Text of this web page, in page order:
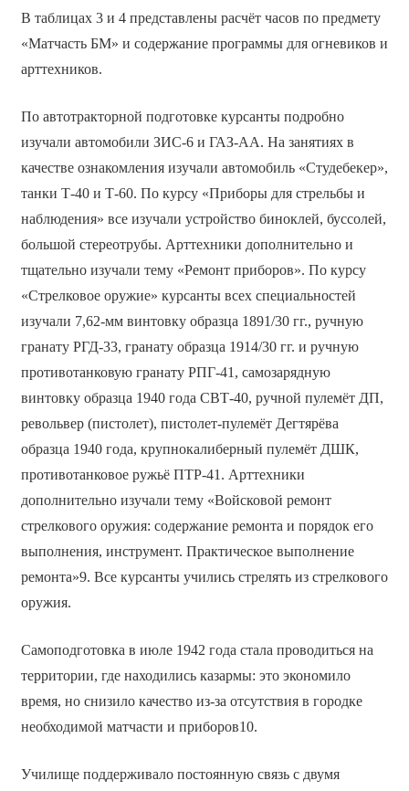
В таблицах 3 и 4 представлены расчёт часов по предмету
«Матчасть БМ» и содержание программы для огневиков и
арттехников.
По автотракторной подготовке курсанты подробно
изучали автомобили ЗИС-6 и ГАЗ-АА. На занятиях в
качестве ознакомления изучали автомобиль «Студебекер»,
танки Т-40 и Т-60. По курсу «Приборы для стрельбы и
наблюдения» все изучали устройство биноклей, буссолей,
большой стереотрубы. Арттехники дополнительно и
тщательно изучали тему «Ремонт приборов». По курсу
«Стрелковое оружие» курсанты всех специальностей
изучали 7,62-мм винтовку образца 1891/30 гг., ручную
гранату РГД-33, гранату образца 1914/30 гг. и ручную
противотанковую гранату РПГ-41, самозарядную
винтовку образца 1940 года СВТ-40, ручной пулемёт ДП,
револьвер (пистолет), пистолет-пулемёт Дегтярёва
образца 1940 года, крупнокалиберный пулемёт ДШК,
противотанковое ружьё ПТР-41. Арттехники
дополнительно изучали тему «Войсковой ремонт
стрелкового оружия: содержание ремонта и порядок его
выполнения, инструмент. Практическое выполнение
ремонта»9. Все курсанты учились стрелять из стрелкового
оружия.
Самоподготовка в июле 1942 года стала проводиться на
территории, где находились казармы: это экономило
время, но снизило качество из-за отсутствия в городке
необходимой матчасти и приборов10.
Училище поддерживало постоянную связь с двумя